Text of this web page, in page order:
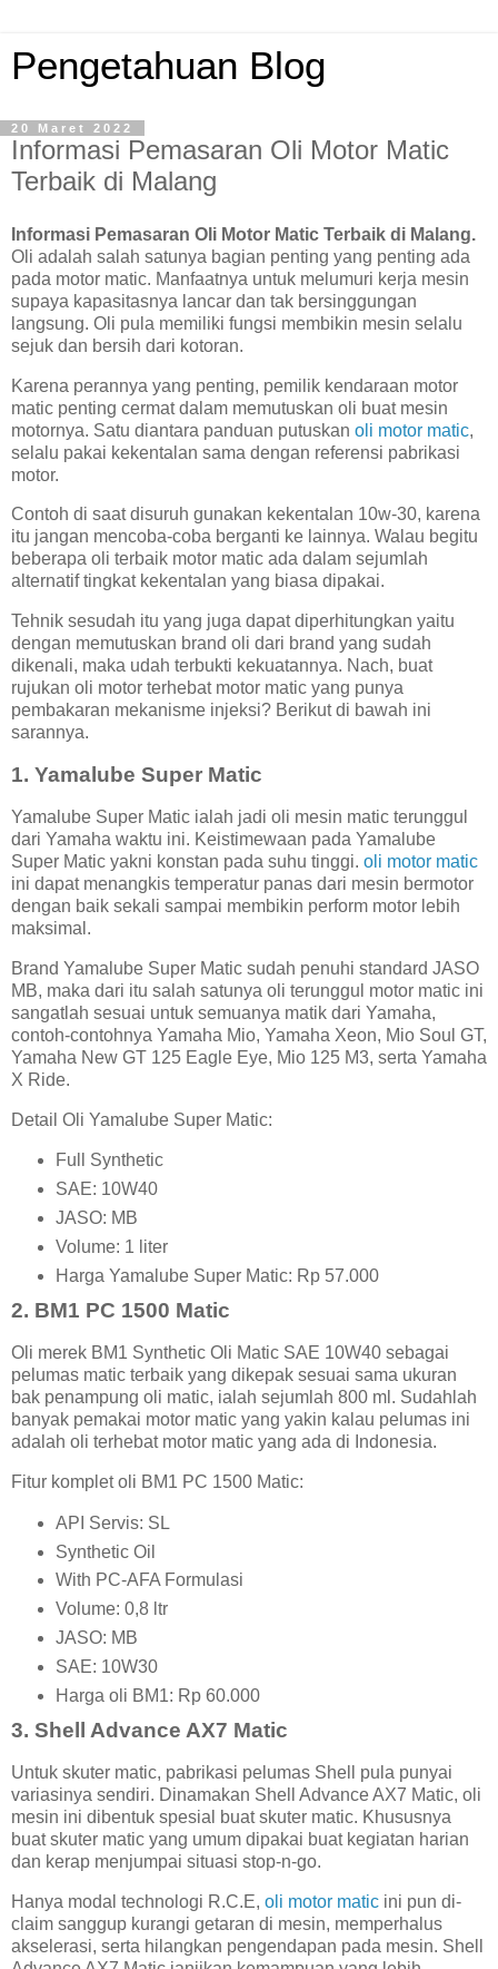
Pengetahuan Blog
20 Maret 2022
Informasi Pemasaran Oli Motor Matic
Terbaik di Malang
Informasi Pemasaran Oli Motor Matic Terbaik di Malang.
Oli adalah salah satunya bagian penting yang penting ada
pada motor matic. Manfaatnya untuk melumuri kerja mesin
supaya kapasitasnya lancar dan tak bersinggungan
langsung. Oli pula memiliki fungsi membikin mesin selalu
sejuk dan bersih dari kotoran.
Karena perannya yang penting, pemilik kendaraan motor
matic penting cermat dalam memutuskan oli buat mesin
motornya. Satu diantara panduan putuskan oli motor matic,
selalu pakai kekentalan sama dengan referensi pabrikasi
motor.
Contoh di saat disuruh gunakan kekentalan 10w-30, karena
itu jangan mencoba-coba berganti ke lainnya. Walau begitu
beberapa oli terbaik motor matic ada dalam sejumlah
alternatif tingkat kekentalan yang biasa dipakai.
Tehnik sesudah itu yang juga dapat diperhitungkan yaitu
dengan memutuskan brand oli dari brand yang sudah
dikenali, maka udah terbukti kekuatannya. Nach, buat
rujukan oli motor terhebat motor matic yang punya
pembakaran mekanisme injeksi? Berikut di bawah ini
sarannya.
1. Yamalube Super Matic
Yamalube Super Matic ialah jadi oli mesin matic terunggul
dari Yamaha waktu ini. Keistimewaan pada Yamalube
Super Matic yakni konstan pada suhu tinggi. oli motor matic
ini dapat menangkis temperatur panas dari mesin bermotor
dengan baik sekali sampai membikin perform motor lebih
maksimal.
Brand Yamalube Super Matic sudah penuhi standard JASO
MB, maka dari itu salah satunya oli terunggul motor matic ini
sangatlah sesuai untuk semuanya matik dari Yamaha,
contoh-contohnya Yamaha Mio, Yamaha Xeon, Mio Soul GT,
Yamaha New GT 125 Eagle Eye, Mio 125 M3, serta Yamaha
X Ride.
Detail Oli Yamalube Super Matic:
Full Synthetic
SAE: 10W40
JASO: MB
Volume: 1 liter
Harga Yamalube Super Matic: Rp 57.000
2. BM1 PC 1500 Matic
Oli merek BM1 Synthetic Oli Matic SAE 10W40 sebagai
pelumas matic terbaik yang dikepak sesuai sama ukuran
bak penampung oli matic, ialah sejumlah 800 ml. Sudahlah
banyak pemakai motor matic yang yakin kalau pelumas ini
adalah oli terhebat motor matic yang ada di Indonesia.
Fitur komplet oli BM1 PC 1500 Matic:
API Servis: SL
Synthetic Oil
With PC-AFA Formulasi
Volume: 0,8 ltr
JASO: MB
SAE: 10W30
Harga oli BM1: Rp 60.000
3. Shell Advance AX7 Matic
Untuk skuter matic, pabrikasi pelumas Shell pula punyai
variasinya sendiri. Dinamakan Shell Advance AX7 Matic, oli
mesin ini dibentuk spesial buat skuter matic. Khususnya
buat skuter matic yang umum dipakai buat kegiatan harian
dan kerap menjumpai situasi stop-n-go.
Hanya modal technologi R.C.E, oli motor matic ini pun di-
claim sanggup kurangi getaran di mesin, memperhalus
akselerasi, serta hilangkan pengendapan pada mesin. Shell